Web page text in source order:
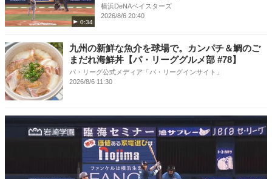
0:34
横浜DeNAベイスターズ
2026/8/6 20:40
九州の新鮮な魚介を球場で。カンパチ＆鯛のご
まだれ海鮮丼【パ・リーググルメ部 #78】
パ・リーグ公式メディア「パ・リーグインサイト」
2026/8/6 11:30